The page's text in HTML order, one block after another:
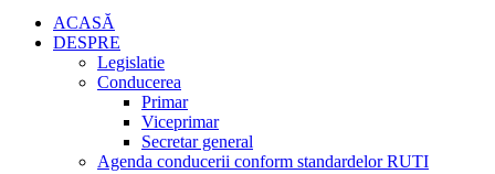
ACASĂ
DESPRE
Legislatie
Conducerea
Primar
Viceprimar
Secretar general
Agenda conducerii conform standardelor RUTI